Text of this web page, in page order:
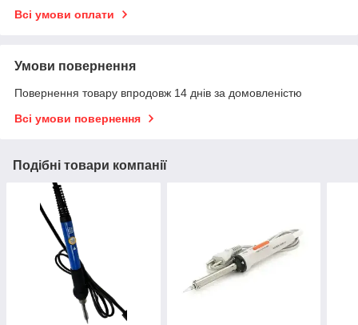
Всі умови оплати
Умови повернення
Повернення товару впродовж 14 днів за домовленістю
Всі умови повернення
Подібні товари компанії